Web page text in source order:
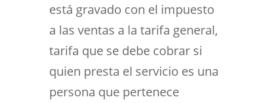
está gravado con el impuesto
a las ventas a la tarifa general,
tarifa que se debe cobrar si
quien presta el servicio es una
persona que pertenece